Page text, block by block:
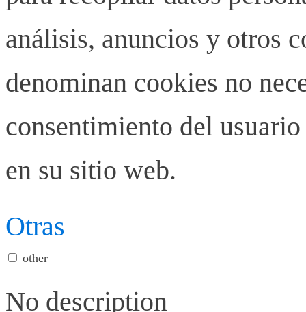
análisis, anuncios y otros
denominan cookies no
consentimiento del
en su sitio web.
Otras
other
No description